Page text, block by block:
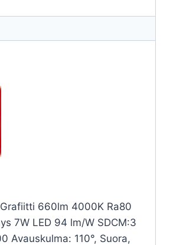
660lm 4000K Ra80
7W LED 94 lm/W SDCM:3
Avauskulma: 110°, Suora,